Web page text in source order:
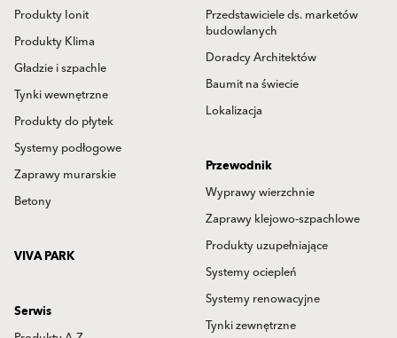
Produkty Ionit
Produkty Klima
Gładzie i szpachle
Tynki wewnętrzne
Produkty do płytek
Systemy podłogowe
Zaprawy murarskie
Betony
Przedstawiciele ds. marketów
budowlanych
Doradcy Architektów
Baumit na świecie
Lokalizacja
Przewodnik
Wyprawy wierzchnie
Zaprawy klejowo-szpachlowe
Produkty uzupełniające
Systemy ociepleń
Systemy renowacyjne
Tynki zewnętrzne
VIVA PARK
Serwis